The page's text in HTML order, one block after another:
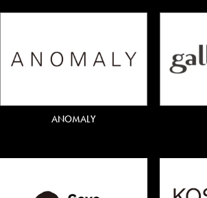
ANOMALY